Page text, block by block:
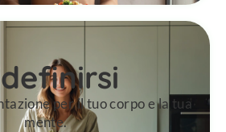
per il tuo corpo e la tua
mente.